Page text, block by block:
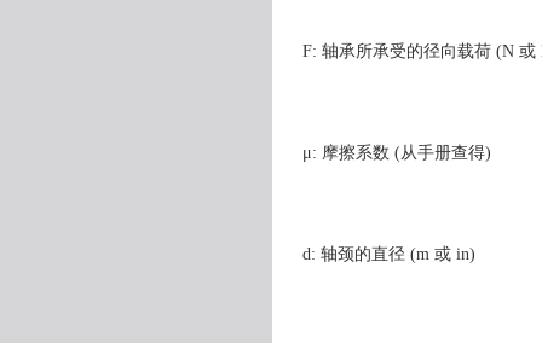
F: 轴承所承受的径向载荷 (N 或
μ: 摩擦系数 (从手册查得)
d: 轴颈的直径 (m 或 in)